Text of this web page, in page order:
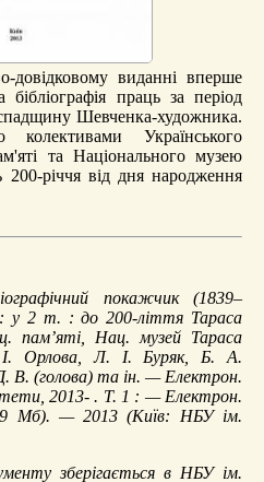
довідковому виданні вперше
бібліографія праць за період
Шевченка-художника.
колективами Українського
та Національного музею
річчя від дня народження
покажчик (1839–
: у 2 т. : до 200-ліття Тараса
пам’яті, Нац. музей Тараса
Орлова, Л. І. Буряк, Б. А.
В. (голова) та ін. — Електрон.
2013- . Т. 1 : — Електрон.
Мб). — 2013 (Київ: НБУ ім.
зберігається в НБУ ім.